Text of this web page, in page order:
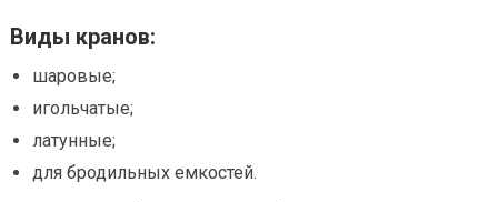
Виды кранов:
шаровые;
игольчатые;
латунные;
для бродильных емкостей.